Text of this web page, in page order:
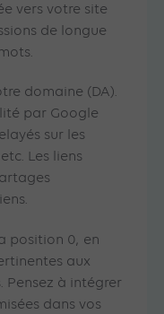
vers votre site
de longue
domaine (DA).
par Google
sur les
Les liens
position 0, en
aux
Pensez à intégrer
dans vos